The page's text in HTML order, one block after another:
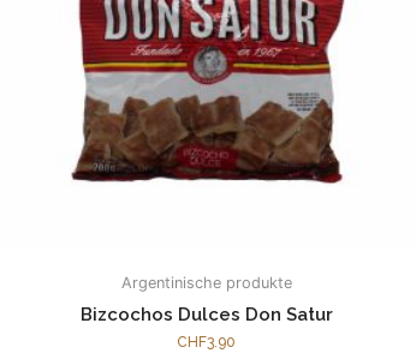
Argentinische produkte
Bizcochos Dulces Don Satur
CHF3.90